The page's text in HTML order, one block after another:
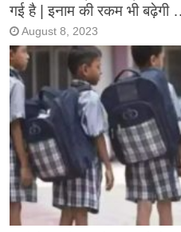
गई है | इनाम की रकम भी बढ़ेगी
August 8, 2023